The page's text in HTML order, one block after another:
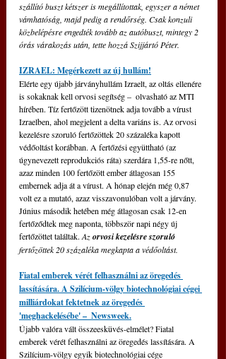
szállító buszt kétszer is megállítottak, egyszer a német
vámhatóság, majd pedig a rendőrség. Csak konzuli
közbelépésre engedték tovább az autóbuszt, mintegy 2
órás várakozás után, tette hozzá Szijjártó Péter.
IZRAEL: Megérkezett az új hullám!
Elérte egy újabb járványhullám Izraelt, az oltás ellenére
is sokaknak kell orvosi segítség –  olvasható az MTI
hírében. Tíz fertőzött tizenötnek adja tovább a vírust
Izraelben, ahol megjelent a delta variáns is. Az orvosi
kezelésre szoruló fertőzöttek 20 százaléka kapott
védőoltást korábban. A fertőzési együttható (az
úgynevezett reprodukciós ráta) szerdára 1,55-re nőtt,
azaz minden 100 fertőzött ember átlagosan 155
embernek adja át a vírust. A hónap elején még 0,87
volt ez a mutató, azaz visszavonulóban volt a járvány.
Június második hetében még átlagosan csak 12-en
fertőződtek meg naponta, többször napi négy új
fertőzöttet találtak. Az orvosi kezelésre szoruló
fertőzöttek 20 százaléka megkapta a védőoltást.
Fiatal emberek vérét felhasználni az öregedés
lassítására. A Szilícium-völgy biotechnológiai cégei
milliárdokat fektetnek az öregedés
'meghackelésébe' –  Newsweek.
Újabb valóra vált összeesküvés-elmélet? Fiatal
emberek vérét felhasználni az öregedés lassítására. A
Szilícium-völgy egyik biotechnológiai cége